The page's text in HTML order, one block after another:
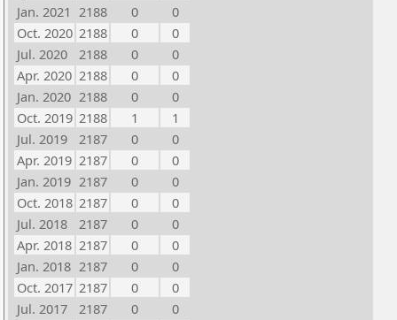
Jan. 2021 2188 0
0
Oct. 2020 2188 0
0
Jul. 2020
2188 0
0
Apr. 2020 2188 0
0
Jan. 2020 2188 0
0
Oct. 2019 2188 1
1
Jul. 2019
2187 0
0
Apr. 2019 2187 0
0
Jan. 2019 2187 0
0
Oct. 2018 2187 0
0
Jul. 2018
2187 0
0
Apr. 2018 2187 0
0
Jan. 2018 2187 0
0
Oct. 2017 2187 0
0
Jul. 2017
2187 0
0